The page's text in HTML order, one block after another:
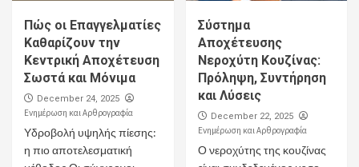
Πώς οι Επαγγελματίες
Καθαρίζουν την
Κεντρική Αποχέτευση
Σωστά και Μόνιμα
December 24, 2025
Ενημέρωση και Αρθρογραφία
Υδροβολή υψηλής πίεσης:
η πιο αποτελεσματική
Σύστημα
Αποχέτευσης
Νεροχύτη Κουζίνας:
Πρόληψη, Συντήρηση
και Λύσεις
December 22, 2025
Ενημέρωση και Αρθρογραφία
Ο νεροχύτης της κουζίνας